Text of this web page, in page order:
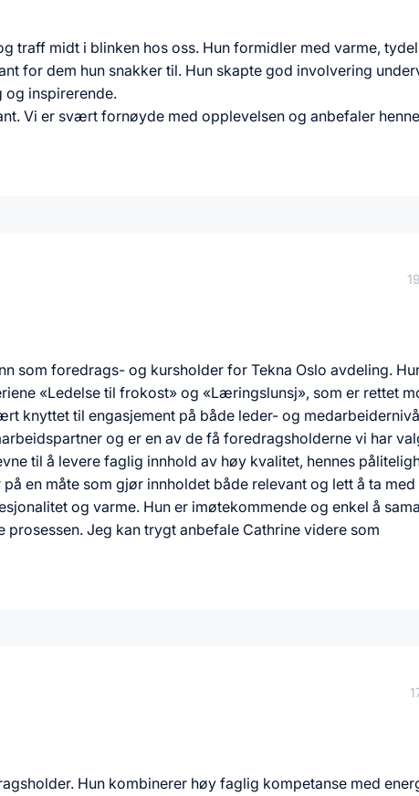
traff midt i blinken hos oss. Hun formidler med varme,
for dem hun snakker til. Hun skapte god involvering
og inspirerende.
Vi er svært fornøyde med opplevelsen og anbefaler
som foredrags- og kursholder for Tekna Oslo avdeling.
«Ledelse til frokost» og «Læringslunsj», som er rettet
knyttet til engasjement på både leder- og
og er en av de få foredragsholderne vi har
til å levere faglig innhold av høy kvalitet, hennes
en måte som gjør innholdet både relevant og lett å ta
og varme. Hun er imøtekommende og enkel å
Jeg kan trygt anbefale Cathrine videre som
Hun kombinerer høy faglig kompetanse med